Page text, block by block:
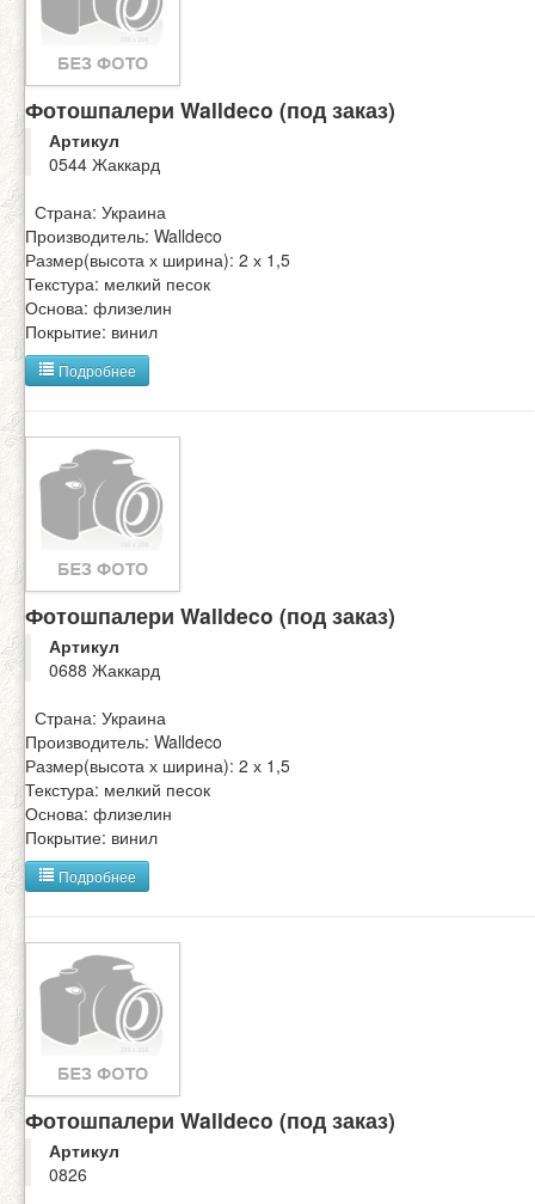
Фотошпалери Walldeco (под заказ)
Артикул
0544 Жаккард
Страна: Украина
Производитель: Walldeco
Размер(высота х ширина): 2 х 1,5
Текстура: мелкий песок
Основа: флизелин
Покрытие: винил
Подробнее
Фотошпалери Walldeco (под заказ)
Артикул
0688 Жаккард
Страна: Украина
Производитель: Walldeco
Размер(высота х ширина): 2 х 1,5
Текстура: мелкий песок
Основа: флизелин
Покрытие: винил
Подробнее
Фотошпалери Walldeco (под заказ)
Артикул
0826